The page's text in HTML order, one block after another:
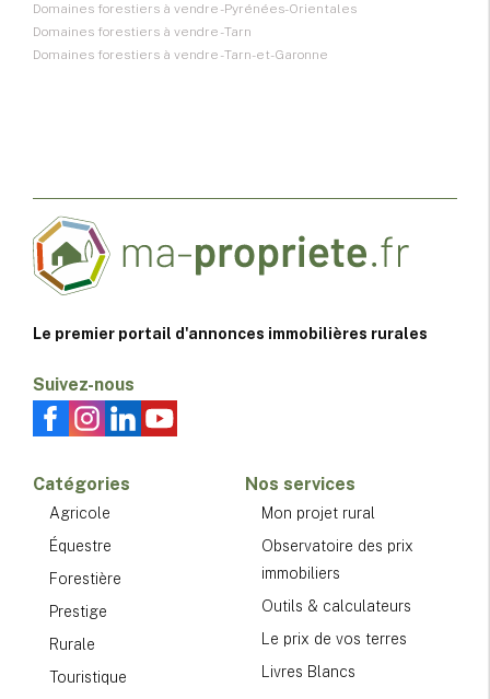
Domaines forestiers à vendre - Pyrénées-Orientales
Domaines forestiers à vendre - Tarn
Domaines forestiers à vendre - Tarn-et-Garonne
Le premier portail d'annonces immobilières rurales
Suivez-nous
Catégories
Agricole
Équestre
Forestière
Prestige
Rurale
Touristique
Nos services
Mon projet rural
Observatoire des prix
immobiliers
Outils & calculateurs
Le prix de vos terres
Livres Blancs